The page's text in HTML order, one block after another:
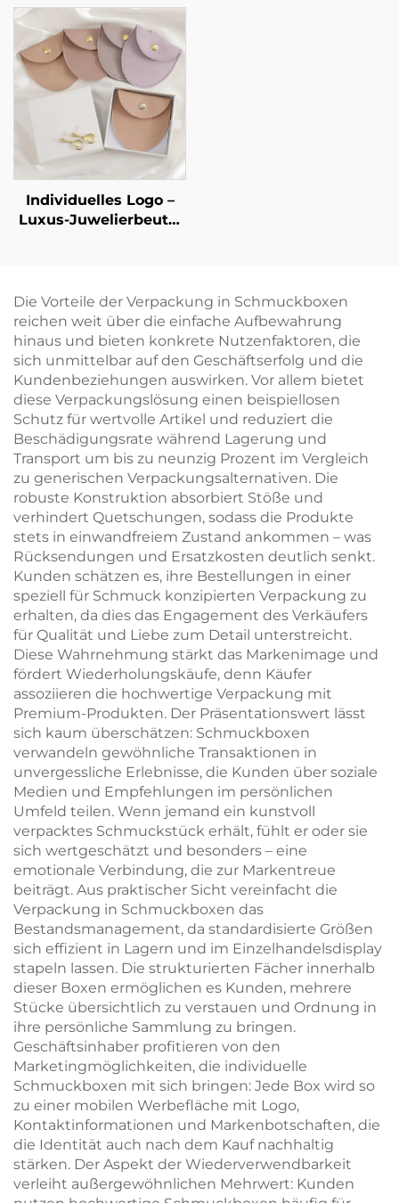
für Ringe und
Halsketten –
kundenspezifische
Größe und Form,
Artpapier-/Karton-
Material – punktuelle
Großhandelsverfügbarkeit
Individuelles Logo –
Luxus-Juwelierbeutel
und weichem
Mikrofaser-Futter zur
Aufbewahrung von
Halsketten, Ohrringen
und Ringen
Die Vorteile der Verpackung in Schmuckboxen
reichen weit über die einfache Aufbewahrung
hinaus und bieten konkrete Nutzenfaktoren, die
sich unmittelbar auf den Geschäftserfolg und die
Kundenbeziehungen auswirken. Vor allem bietet
diese Verpackungslösung einen beispiellosen
Schutz für wertvolle Artikel und reduziert die
Beschädigungsrate während Lagerung und
Transport um bis zu neunzig Prozent im Vergleich
zu generischen Verpackungsalternativen. Die
robuste Konstruktion absorbiert Stöße und
verhindert Quetschungen, sodass die Produkte
stets in einwandfreiem Zustand ankommen – was
Rücksendungen und Ersatzkosten deutlich senkt.
Kunden schätzen es, ihre Bestellungen in einer
speziell für Schmuck konzipierten Verpackung zu
erhalten, da dies das Engagement des Verkäufers
für Qualität und Liebe zum Detail unterstreicht.
Diese Wahrnehmung stärkt das Markenimage und
fördert Wiederholungskäufe, denn Käufer
assoziieren die hochwertige Verpackung mit
Premium-Produkten. Der Präsentationswert lässt
sich kaum überschätzen: Schmuckboxen
verwandeln gewöhnliche Transaktionen in
unvergessliche Erlebnisse, die Kunden über soziale
Medien und Empfehlungen im persönlichen
Umfeld teilen. Wenn jemand ein kunstvoll
verpacktes Schmuckstück erhält, fühlt er oder sie
sich wertgeschätzt und besonders – eine
emotionale Verbindung, die zur Markentreue
beiträgt. Aus praktischer Sicht vereinfacht die
Verpackung in Schmuckboxen das
Bestandsmanagement, da standardisierte Größen
sich effizient in Lagern und im Einzelhandelsdisplay
stapeln lassen. Die strukturierten Fächer innerhalb
dieser Boxen ermöglichen es Kunden, mehrere
Stücke übersichtlich zu verstauen und Ordnung in
ihre persönliche Sammlung zu bringen.
Geschäftsinhaber profitieren von den
Marketingmöglichkeiten, die individuelle
Schmuckboxen mit sich bringen: Jede Box wird so
zu einer mobilen Werbefläche mit Logo,
Kontaktinformationen und Markenbotschaften, die
die Identität auch nach dem Kauf nachhaltig
stärken. Der Aspekt der Wiederverwendbarkeit
verleiht außergewöhnlichen Mehrwert: Kunden